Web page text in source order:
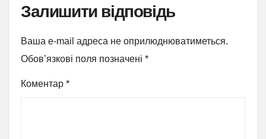
Залишити відповідь
Ваша e-mail адреса не оприлюднюватиметься.
Обов’язкові поля позначені *
Коментар *